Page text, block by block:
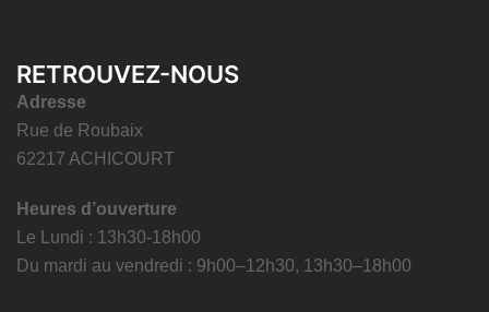
RETROUVEZ-NOUS
Adresse
Rue de Roubaix
62217 ACHICOURT
Heures d’ouverture
Le Lundi : 13h30-18h00
Du mardi au vendredi : 9h00–12h30, 13h30–18h00